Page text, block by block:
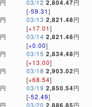
円
円
円
円
円
円
円
03/12 2,804.47円
[-59.31]
03/13 2,821.48円
[+17.01]
03/14 2,821.48円
[+0.00]
03/15 2,834.48円
[+13.00]
03/18 2,903.02円
[+68.54]
03/19 2,850.54円
[-52.49]
03/20 2,886.85円